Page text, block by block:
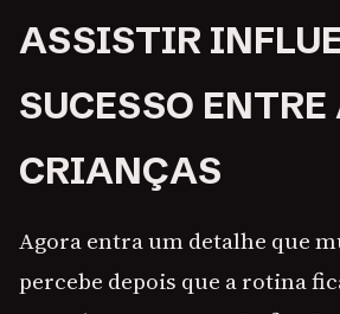
ASSISTIR
SUCESSO ENTRE
CRIANÇAS
Agora entra um detalhe que
percebe depois que a rotina